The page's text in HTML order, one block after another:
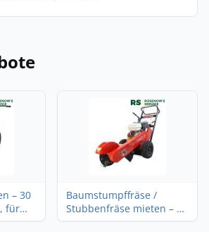
– 30
für
Baumstumpffräse /
Stubbenfräse mieten – 23
cm tief, Stubben bis 53